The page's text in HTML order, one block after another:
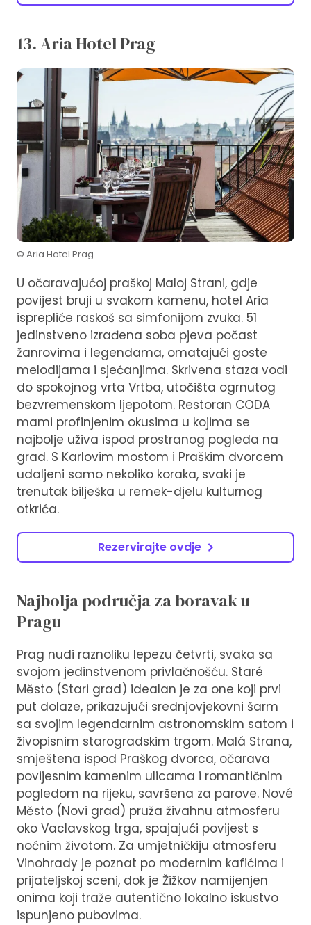
13. Aria Hotel Prag
© Aria Hotel Prag
U očaravajućoj praškoj Maloj Strani, gdje
povijest bruji u svakom kamenu, hotel Aria
isprepliće raskoš sa simfonijom zvuka. 51
jedinstveno izrađena soba pjeva počast
žanrovima i legendama, omatajući goste
melodijama i sjećanjima. Skrivena staza vodi
do spokojnog vrta Vrtba, utočišta ogrnutog
bezvremenskom ljepotom. Restoran CODA
mami profinjenim okusima u kojima se
najbolje uživa ispod prostranog pogleda na
grad. S Karlovim mostom i Praškim dvorcem
udaljeni samo nekoliko koraka, svaki je
trenutak bilješka u remek-djelu kulturnog
otkrića.
Rezervirajte ovdje
Najbolja područja za boravak u
Pragu
Prag nudi raznoliku lepezu četvrti, svaka sa
svojom jedinstvenom privlačnošću. Staré
Město (Stari grad) idealan je za one koji prvi
put dolaze, prikazujući srednjovjekovni šarm
sa svojim legendarnim astronomskim satom i
živopisnim starogradskim trgom. Malá Strana,
smještena ispod Praškog dvorca, očarava
povijesnim kamenim ulicama i romantičnim
pogledom na rijeku, savršena za parove. Nové
Město (Novi grad) pruža živahnu atmosferu
oko Vaclavskog trga, spajajući povijest s
noćnim životom. Za umjetničkiju atmosferu
Vinohrady je poznat po modernim kafićima i
prijateljskoj sceni, dok je Žižkov namijenjen
onima koji traže autentično lokalno iskustvo
ispunjeno pubovima.